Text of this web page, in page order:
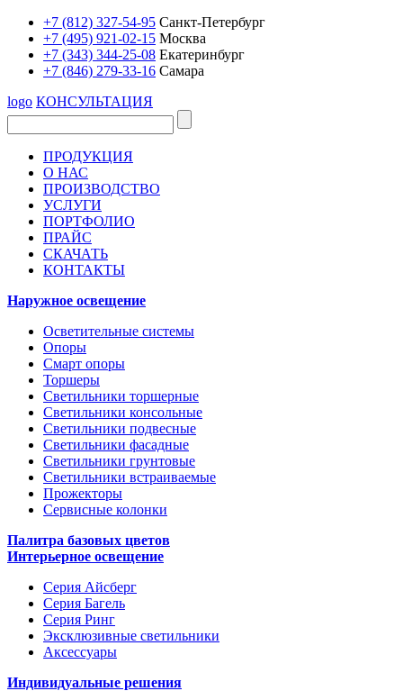
+7 (812) 327-54-95 Санкт-Петербург
+7 (495) 921-02-15 Москва
+7 (343) 344-25-08 Екатеринбург
+7 (846) 279-33-16 Самара
logo КОНСУЛЬТАЦИЯ
ПРОДУКЦИЯ
О НАС
ПРОИЗВОДСТВО
УСЛУГИ
ПОРТФОЛИО
ПРАЙС
СКАЧАТЬ
КОНТАКТЫ
Наружное освещение
Осветительные системы
Опоры
Смарт опоры
Торшеры
Светильники торшерные
Светильники консольные
Светильники подвесные
Светильники фасадные
Светильники грунтовые
Светильники встраиваемые
Прожекторы
Сервисные колонки
Палитра базовых цветов
Интерьерное освещение
Серия Айсберг
Серия Багель
Серия Ринг
Эксклюзивные светильники
Аксессуары
Индивидуальные решения